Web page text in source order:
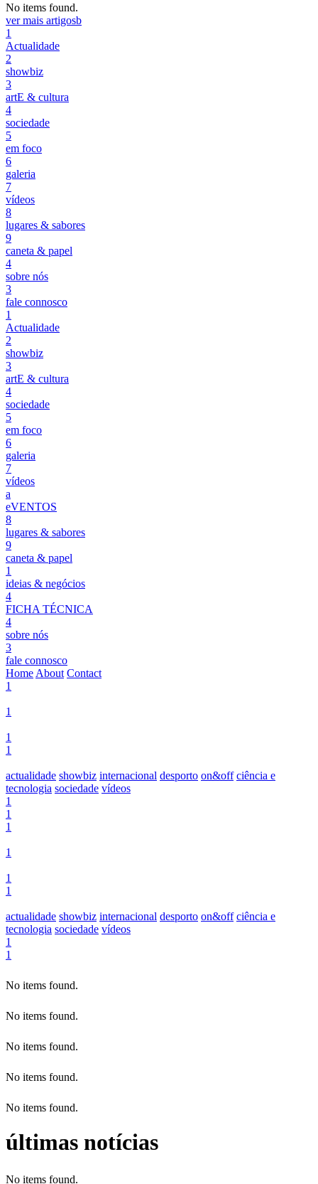
No items found.
ver mais artigosb
1
Actualidade
2
showbiz
3
artE & cultura
4
sociedade
5
em foco
6
galeria
7
vídeos
8
lugares & sabores
9
caneta & papel
4
sobre nós
3
fale connosco
1
Actualidade
2
showbiz
3
artE & cultura
4
sociedade
5
em foco
6
galeria
7
vídeos
a
eVENTOS
8
lugares & sabores
9
caneta & papel
1
ideias & negócios
4
FICHA TÉCNICA
4
sobre nós
3
fale connosco
Home About Contact
1
1
1
1
actualidade showbiz internacional desporto on&off ciência e
tecnologia sociedade vídeos
1
1
1
1
1
1
actualidade showbiz internacional desporto on&off ciência e
tecnologia sociedade vídeos
1
1
No items found.
No items found.
No items found.
No items found.
No items found.
últimas notícias
No items found.